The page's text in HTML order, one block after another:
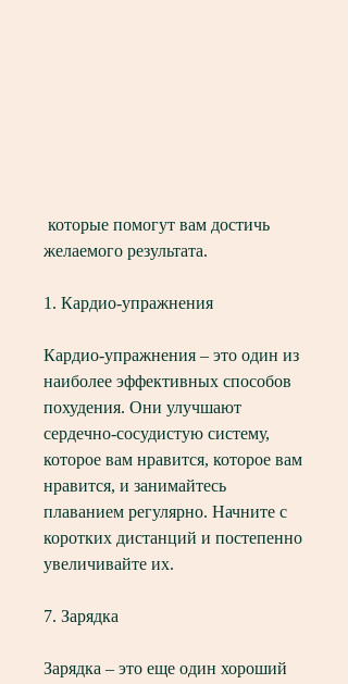
желаемого результата.
1. Кардио-упражнения
Кардио-упражнения – это один из
наиболее эффективных способов
похудения. Они улучшают
сердечно-сосудистую систему,
которое вам нравится, которое вам
нравится, и занимайтесь
плаванием регулярно. Начните с
коротких дистанций и постепенно
увеличивайте их.
7. Зарядка
Зарядка – это еще один хороший